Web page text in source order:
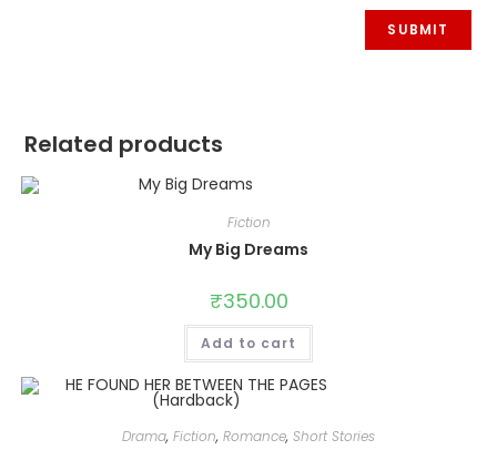
Related products
Fiction
My Big Dreams
₹350.00
Add to cart
Drama, Fiction, Romance, Short Stories